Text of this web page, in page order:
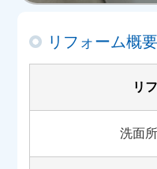
リフォーム概要
リ
洗面